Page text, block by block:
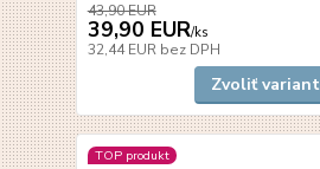
43,90 EUR
39,90 EUR/ks
32,44 EUR bez DPH
Zvoliť variant
TOP produkt